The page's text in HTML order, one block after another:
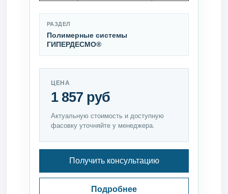
РАЗДЕЛ
Полимерные системы
ГИПЕРДЕСМО®
ЦЕНА
1 857 руб
Актуальную стоимость и доступную
фасовку уточняйте у менеджера.
Получить консультацию
Подробнее